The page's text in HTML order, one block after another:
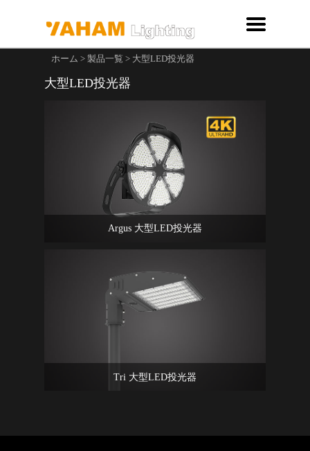
ホーム > 製品一覧 > 大型LED投光器
大型LED投光器
Argus 大型LED投光器
Tri 大型LED投光器